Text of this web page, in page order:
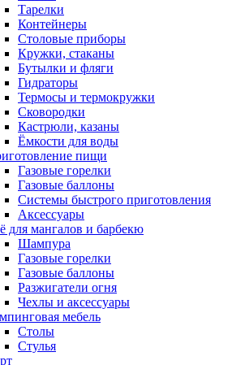
Тарелки
Контейнеры
Столовые приборы
Кружки, стаканы
Бутылки и фляги
Гидраторы
Термосы и термокружки
Сковородки
Кастрюли, казаны
Ёмкости для воды
пищи
Газовые горелки
Газовые баллоны
Системы быстрого приготовления
Аксессуары
для мангалов и барбекю
Шампура
Газовые горелки
Газовые баллоны
Разжигатели огня
Чехлы и аксессуары
мебель
Столы
Стулья